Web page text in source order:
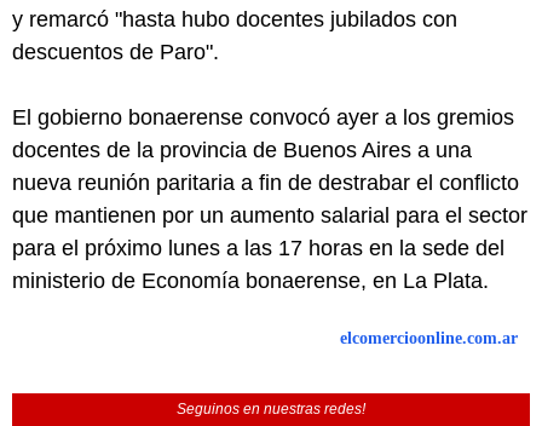
y remarcó "hasta hubo docentes jubilados con
descuentos de Paro".
El gobierno bonaerense convocó ayer a los gremios
docentes de la provincia de Buenos Aires a una
nueva reunión paritaria a fin de destrabar el conflicto
que mantienen por un aumento salarial para el sector
para el próximo lunes a las 17 horas en la sede del
ministerio de Economía bonaerense, en La Plata.
elcomercioonline.com.ar
Seguinos en nuestras redes!